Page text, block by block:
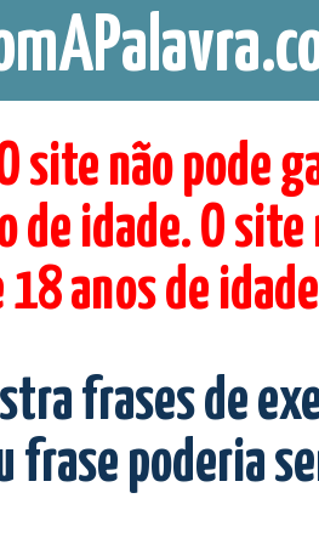
site não pode
de idade. O
18 anos de
frases de
frase poderia